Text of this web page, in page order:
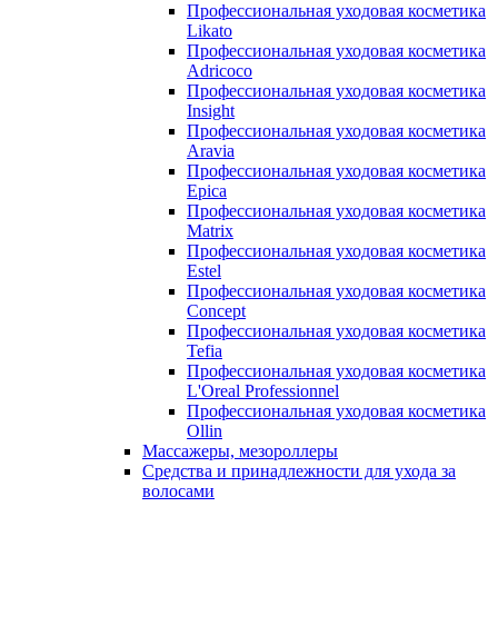
Профессиональная уходовая косметика
Likato
Профессиональная уходовая косметика
Adricoco
Профессиональная уходовая косметика
Insight
Профессиональная уходовая косметика
Aravia
Профессиональная уходовая косметика
Epica
Профессиональная уходовая косметика
Matrix
Профессиональная уходовая косметика
Estel
Профессиональная уходовая косметика
Concept
Профессиональная уходовая косметика
Tefia
Профессиональная уходовая косметика
L'Oreal Professionnel
Профессиональная уходовая косметика
Ollin
Массажеры, мезороллеры
Средства и принадлежности для ухода за
волосами